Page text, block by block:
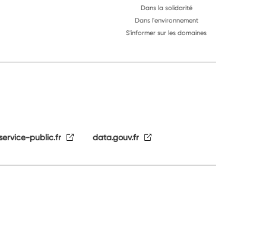
Dans la solidarité
Dans l'environnement
S'informer sur les domaines
public.fr data.gouv.fr